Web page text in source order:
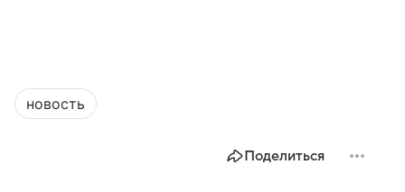
новость
Поделиться